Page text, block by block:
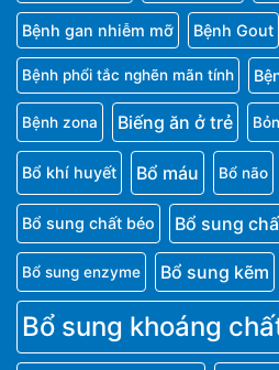
Bệnh bướu cổ Bệnh Crohn
Bệnh gan nhiễm mỡ Bệnh Gout
Bệnh phổi tắc nghẽn mãn tính
Bệnh zona Biếng ăn ở trẻ
Bổ khí huyết Bổ máu Bổ não
Bổ sung chất béo Bổ sung
Bổ sung enzyme Bổ sung kẽm
Bổ sung khoáng